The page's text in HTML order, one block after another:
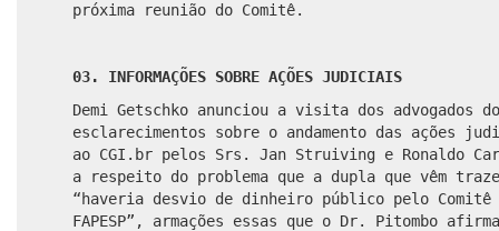
próxima reunião do Comitê.
03. INFORMAÇÕES SOBRE AÇÕES JUDICIAIS
Demi Getschko anunciou a visita dos advogados
esclarecimentos sobre o andamento das ações
ao CGI.br pelos Srs. Jan Struiving e Ronaldo
a respeito do problema que a dupla que vêm
“haveria desvio de dinheiro público pelo
FAPESP”, armações essas que o Dr. Pitombo